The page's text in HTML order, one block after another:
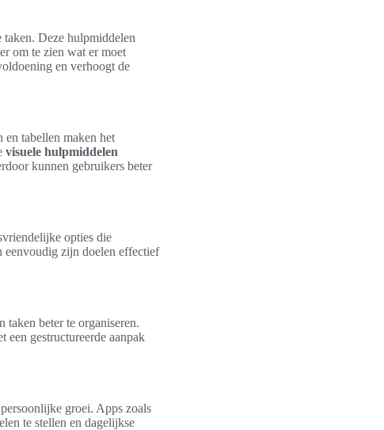
Deze hulpmiddelen
om te zien wat er moet
en verhoogt de
tabellen maken het
visuele hulpmiddelen
kunnen gebruikers beter
opties die
eenvoudig zijn doelen effectief
taken beter te organiseren.
een gestructureerde aanpak
groei. Apps zoals
te stellen en dagelijkse